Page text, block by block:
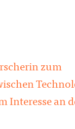
zum
Interesse an